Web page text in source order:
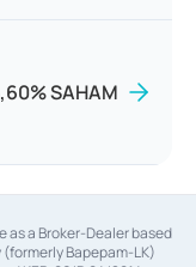
SAHAM
as a Broker-Dealer based
Bapepam-LK)